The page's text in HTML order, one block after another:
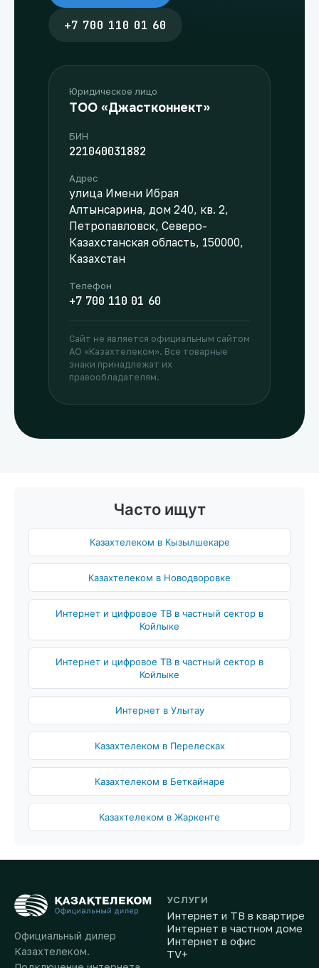
+7 700 110 01 60
Юридическое лицо
ТОО «Джастконнект»
БИН
221040031882
Адрес
улица Имени Ибрая
Алтынсарина, дом 240, кв. 2,
Петропавловск, Северо-
Казахстанская область, 150000,
Казахстан
Телефон
+7 700 110 01 60
Сайт не является официальным сайтом
АО «Казахтелеком». Все товарные
знаки принадлежат их
правообладателям.
Часто ищут
Казахтелеком в Кызылшекаре
Казахтелеком в Новодворовке
Интернет и цифровое ТВ в частный сектор в
Койлыке
Интернет и цифровое ТВ в частный сектор в
Койлыке
Интернет в Улытау
Казахтелеком в Перелесках
Казахтелеком в Беткайнаре
Казахтелеком в Жаркенте
Официальный дилер
Казахтелеком.
УСЛУГИ
Интернет и ТВ в квартире
Интернет в частном доме
Интернет в офис
TV+